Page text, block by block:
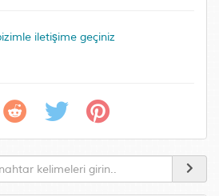
iletişime geçiniz